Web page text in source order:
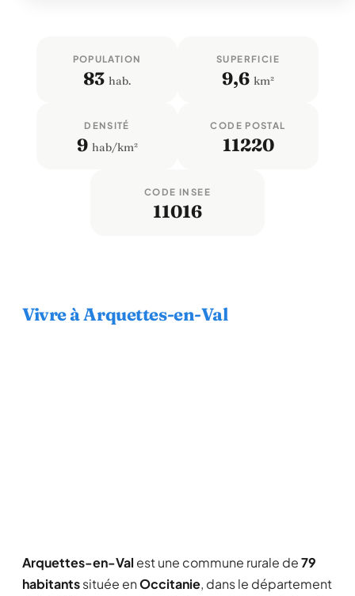
POPULATION
83 hab.
SUPERFICIE
9,6 km²
DENSITÉ
9 hab/km²
CODE POSTAL
11220
CODE INSEE
11016
Vivre à Arquettes-en-Val
Arquettes-en-Val est une commune rurale de79
habitantssituée enOccitanie, dans le département